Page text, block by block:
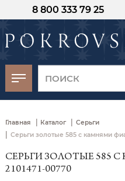
8 800 333 79 25
Главная | Каталог | Серьги
| Серьги золотые 585 с камнями
СЕРЬГИ ЗОЛОТЫЕ 585
2101471-00770
-30%
от 15
момента оплаты